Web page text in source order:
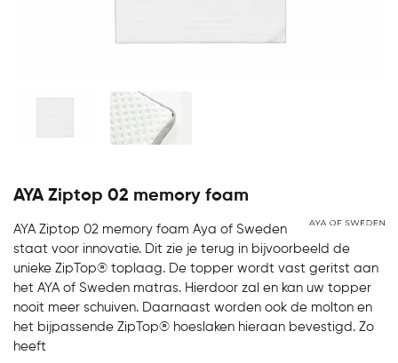
AYA Ziptop 02 memory foam
AYA Ziptop 02 memory foam Aya of Sweden
staat voor innovatie. Dit zie je terug in bijvoorbeeld de
unieke ZipTop® toplaag. De topper wordt vast geritst aan
het AYA of Sweden matras. Hierdoor zal en kan uw topper
nooit meer schuiven. Daarnaast worden ook de molton en
het bijpassende ZipTop® hoeslaken hieraan bevestigd. Zo
heeft